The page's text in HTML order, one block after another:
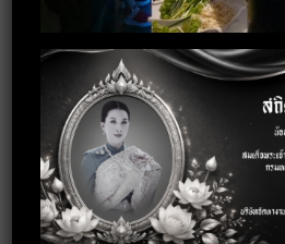
บ้านราชาวดี (หญิง)
3 October 2019
อบรมการพัฒนาบุค
อย่างมืออาชีพ
18 September 2019
อบรมเทคนิคการท
Gen ให้ประสบความ